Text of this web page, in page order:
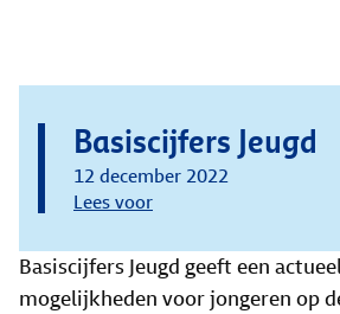
Basiscijfers Jeugd
12 december 2022
Lees voor
Basiscijfers Jeugd geeft een
mogelijkheden voor jongeren op